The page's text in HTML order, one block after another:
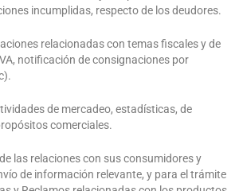
incumplidas, respecto de los deudores.
relacionadas con temas fiscales y de
notificación de consignaciones por
de mercadeo, estadísticas, de
comerciales.
las relaciones con sus consumidores y
de información relevante, y para el trámite